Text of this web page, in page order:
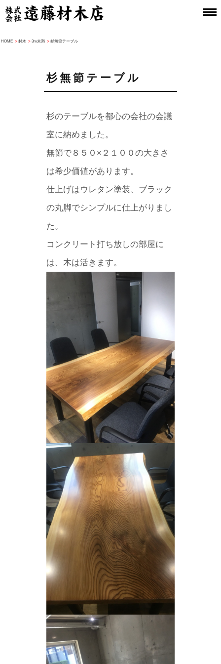
HOME > 材木 > 3m未満 > 杉無節テーブル
杉無節テーブル
杉のテーブルを都心の会社の会議
室に納めました。
無節で８５０×２１００の大きさ
は希少価値があります。
仕上げはウレタン塗装、ブラック
の丸脚でシンプルに仕上がりまし
た。
コンクリート打ち放しの部屋に
は、木は活きます。